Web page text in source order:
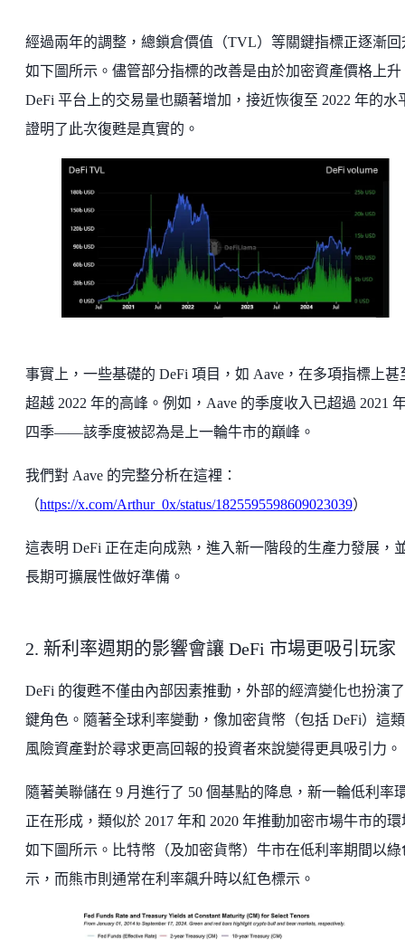
經過兩年的調整，總鎖倉價值（TVL）等關鍵指標正逐漸回
如下圖所示。儘管部分指標的改善是由於加密資產價格上升
DeFi 平台上的交易量也顯著增加，接近恢復至 2022 年的水
證明了此次復甦是真實的。
事實上，一些基礎的 DeFi 項目，如 Aave，在多項指標上甚
超越 2022 年的高峰。例如，Aave 的季度收入已超過 2021
四季——該季度被認為是上一輪牛市的巔峰。
我們對 Aave 的完整分析在這裡：
（https://x.com/Arthur_0x/status/1825595598609023039）
這表明 DeFi 正在走向成熟，進入新一階段的生產力發展，
長期可擴展性做好準備。
2. 新利率週期的影響會讓 DeFi 市場更吸引玩家
DeFi 的復甦不僅由內部因素推動，外部的經濟變化也扮演
鍵角色。隨著全球利率變動，像加密貨幣（包括 DeFi）這
風險資產對於尋求更高回報的投資者來說變得更具吸引力
隨著美聯儲在 9 月進行了 50 個基點的降息，新一輪低利率
正在形成，類似於 2017 年和 2020 年推動加密市場牛市的環
如下圖所示。比特幣（及加密貨幣）牛市在低利率期間以綠
示，而熊市則通常在利率飆升時以紅色標示。